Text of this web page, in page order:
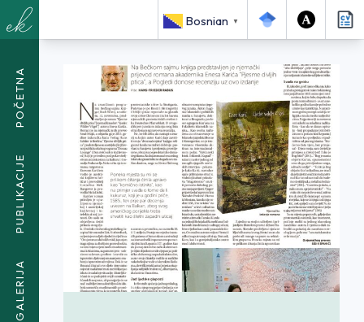
Bosnian ▼
POČETNA
PUBLIKACIJE
GALERIJA
<SPAN CLASS="BREADCRUMB-CURRENT">ROMAN PROTIV
KORUMPIRANOG INSTRUMENTALIZIRANJA VJERE</SPAN>